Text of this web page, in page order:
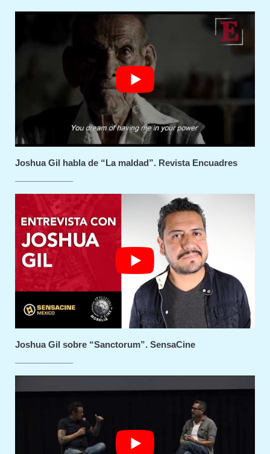
Joshua Gil habla de “La maldad”. Revista Encuadres
Joshua Gil sobre “Sanctorum”. SensaCine